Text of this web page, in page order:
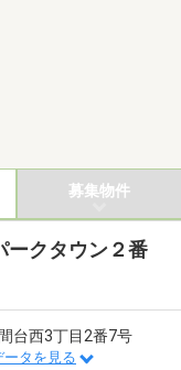
募集物件
ークタウン２番
台西3丁目2番7号
ータを見る